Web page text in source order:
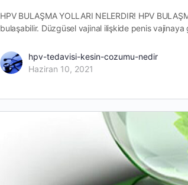
HPV BULAŞMA YOLLARI NELERDIR! HPV
bulaşabilir. Düzgüsel vajinal ilişkide penis
hpv-tedavisi-kesin-cozumu-nedir
Haziran 10, 2021